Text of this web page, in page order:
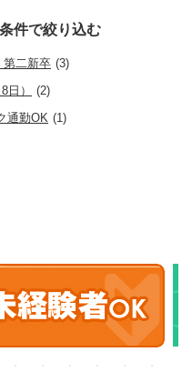
件で絞り込む
第二新卒 (3)
日）
(2)
通勤OK (1)